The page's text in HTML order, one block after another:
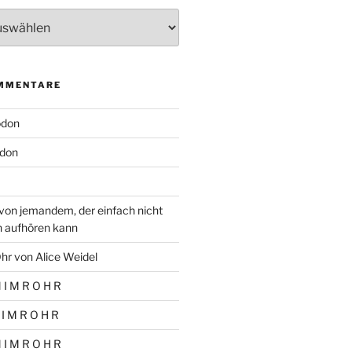
jemandem, der einfach nicht
aufhören kann
von Alice Weidel
I M R O H R
M R O H R
I M R O H R